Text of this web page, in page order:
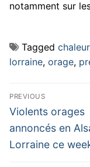
notamment sur
Tagged chaleur
lorraine, orage,
Navigation
de
l’article
PREVIOUS
Previous
post:
Violents orages
annoncés en
Lorraine ce